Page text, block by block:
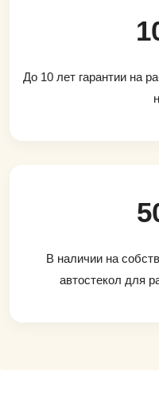
До 10 лет гарантии на
В наличии на
автостекол для